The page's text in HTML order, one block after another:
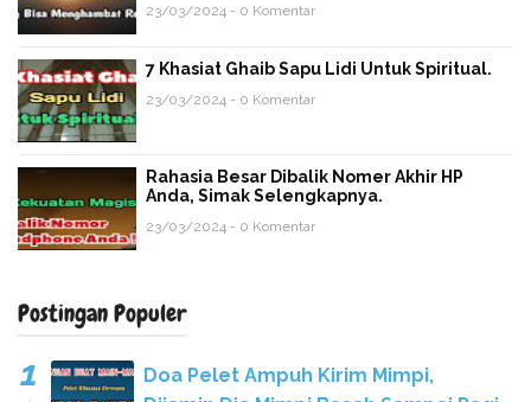
23/03/2024 - 0 Komentar
7 Khasiat Ghaib Sapu Lidi Untuk Spiritual.
23/03/2024 - 0 Komentar
Rahasia Besar Dibalik Nomer Akhir HP
Anda, Simak Selengkapnya.
23/03/2024 - 0 Komentar
Postingan Populer
Doa Pelet Ampuh Kirim Mimpi,